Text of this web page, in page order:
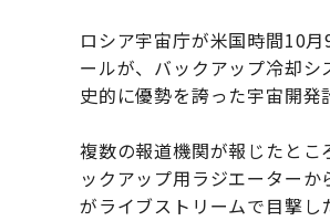
ロシア宇宙庁が米国時間10
ールが、バックアップ冷却
史的に優勢を誇った宇宙開発
複数の報道機関が報じたと
ックアップ用ラジエーター
がライブストリームで目撃し